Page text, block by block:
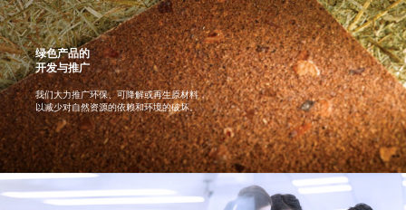
绿色产品的
开发与推广
我们大力推广环保、可降解或再生原材料，
以减少对自然资源的依赖和环境的破坏。